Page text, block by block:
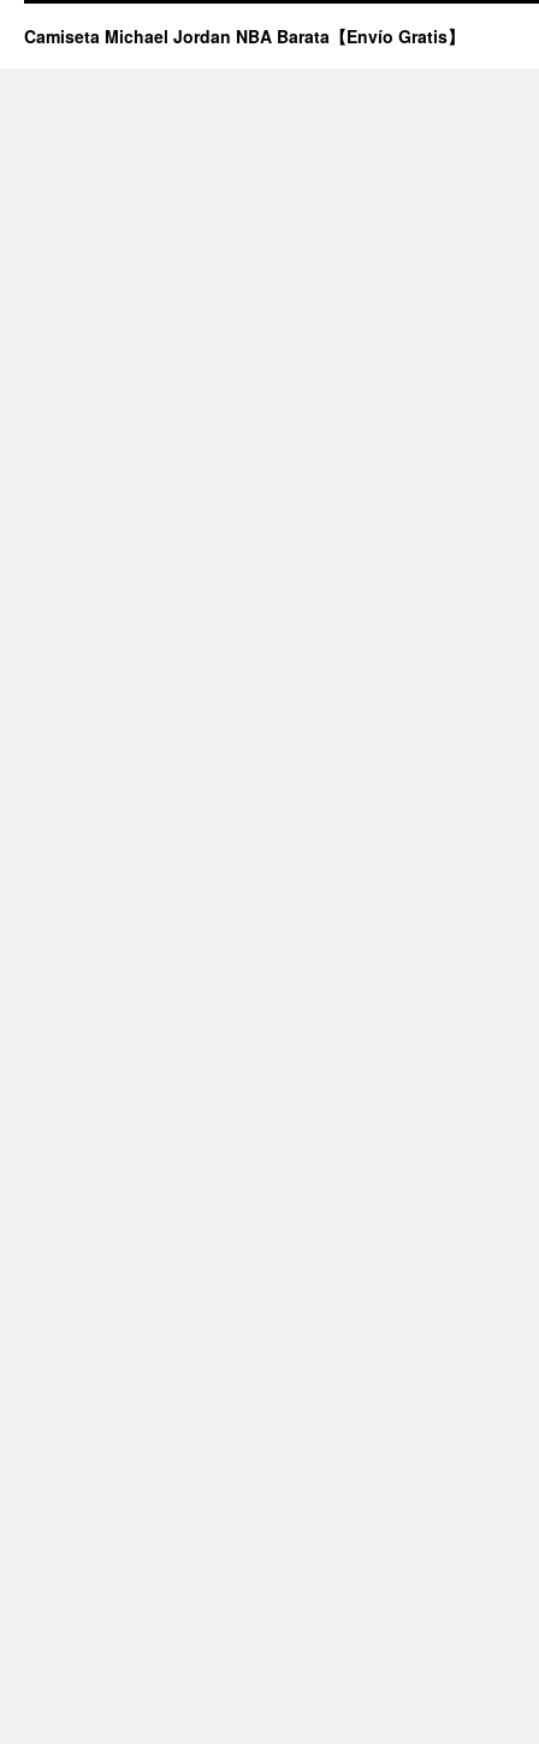
Camiseta Michael Jordan NBA Barata【Envío Gratis】